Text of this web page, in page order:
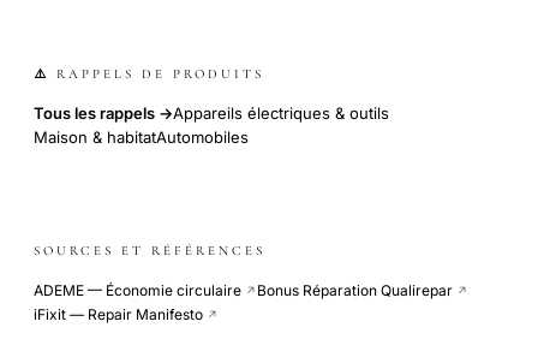
⚠️ RAPPELS DE PRODUITS
Tous les rappels →Appareils électriques & outils
Maison & habitatAutomobiles
SOURCES ET RÉFÉRENCES
ADEME — Économie circulaire ↗ Bonus Réparation Qualirepar ↗
iFixit — Repair Manifesto ↗